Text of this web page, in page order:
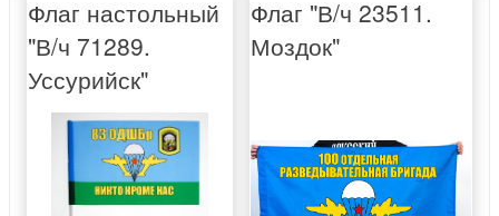
Флаг настольный
"В/ч 71289.
Уссурийск"
Флаг "В/ч 23511.
Моздок"